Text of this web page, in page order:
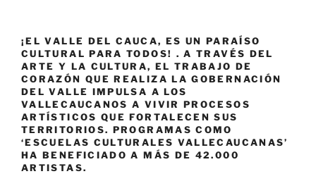
¡EL VALLE DEL CAUCA, ES UN PARAÍSO
CULTURAL PARA TODOS! . A TRAVÉS DEL
ARTE Y LA CULTURA, EL TRABAJO DE
CORAZÓN QUE REALIZA LA GOBERNACIÓN
DEL VALLE IMPULSA A LOS
VALLECAUCANOS A VIVIR PROCESOS
ARTÍSTICOS QUE FORTALECEN SUS
TERRITORIOS. PROGRAMAS COMO
‘ESCUELAS CULTURALES VALLECAUCANAS’
HA BENEFICIADO A MÁS DE 42.000
ARTISTAS.